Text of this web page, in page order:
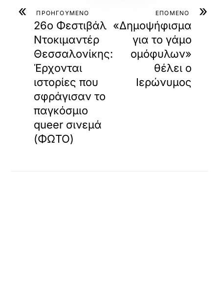
« ΠΡΟΗΓΟΥΜΕΝΟ
26ο Φεστιβάλ
Ντοκιμαντέρ
Θεσσαλονίκης:
Έρχονται
ιστορίες που
σφράγισαν το
παγκόσμιο
queer σινεμά
(ΦΩΤΟ)
»
ΕΠΟΜΕΝΟ
«Δημοψήφισμα
για το γάμο
ομόφυλων»
θέλει ο
Ιερώνυμος